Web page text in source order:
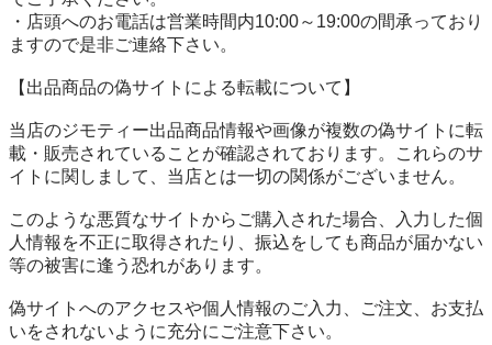
・店頭へのお電話は営業時間内10:00～19:00の間承っており
ますので是非ご連絡下さい。
【出品商品の偽サイトによる転載について】
当店のジモティー出品商品情報や画像が複数の偽サイトに転
載・販売されていることが確認されております。これらのサ
イトに関しまして、当店とは一切の関係がございません。
このような悪質なサイトからご購入された場合、入力した個
人情報を不正に取得されたり、振込をしても商品が届かない
等の被害に逢う恐れがあります。
偽サイトへのアクセスや個人情報のご入力、ご注文、お支払
いをされないように充分にご注意下さい。